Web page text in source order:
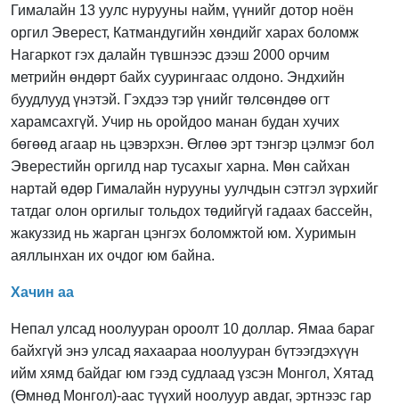
Гималайн 13 уулс нурууны найм, үүнийг дотор ноён
оргил Эверест, Катмандугийн хөндийг харах боломж
Нагаркот гэх далайн түвшнээс дээш 2000 орчим
метрийн өндөрт байх суурингаас олдоно. Эндхийн
буудлууд үнэтэй. Гэхдээ тэр үнийг төлсөндөө огт
харамсахгүй. Учир нь оройдоо манан будан хучих
бөгөөд агаар нь цэвэрхэн. Өглөө эрт тэнгэр цэлмэг бол
Эверестийн оргилд нар тусахыг харна. Мөн сайхан
нартай өдөр Гималайн нурууны уулчдын сэтгэл зүрхийг
татдаг олон оргилыг тольдох төдийгүй гадаах бассейн,
жакуззид нь жарган цэнгэх боломжтой юм. Хуримын
аяллынхан их очдог юм байна.
Хачин аа
Непал улсад ноолууран ороолт 10 доллар. Ямаа бараг
байхгүй энэ улсад яахаараа ноолууран бүтээгдэхүүн
ийм хямд байдаг юм гээд судлаад үзсэн Монгол, Хятад
(Өмнөд Монгол)-аас түүхий ноолуур авдаг, эртнээс гар